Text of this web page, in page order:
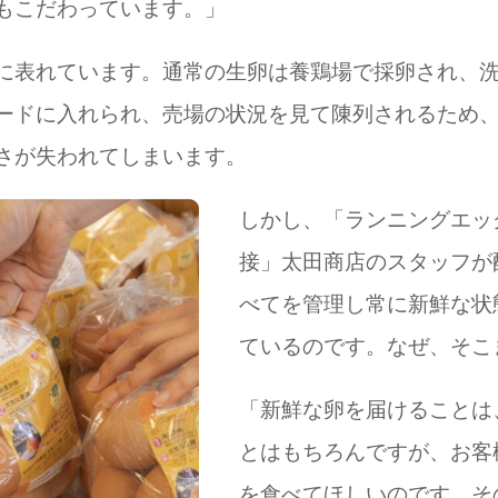
だわっています。」
表れています。通常の生卵は養鶏場で採卵され、
ドに入れられ、売場の状況を見て陳列されるため
失われてしまいます。
しかし、「ランニングエ
接」太田商店のスタッフ
べてを管理し常に新鮮な
ているのです。なぜ、そ
「新鮮な卵を届けること
とはもちろんですが、お